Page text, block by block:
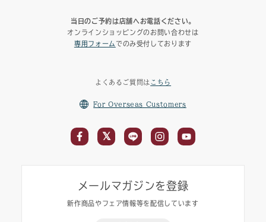
当日のご予約は店舗へお電話ください。
オンラインショッピングのお問い合わせは
専用フォーム でのみ受付しております
よくあるご質問は こちら
For Overseas Customers
メールマガジンを登録
新作商品やフェア情報等を配信しています